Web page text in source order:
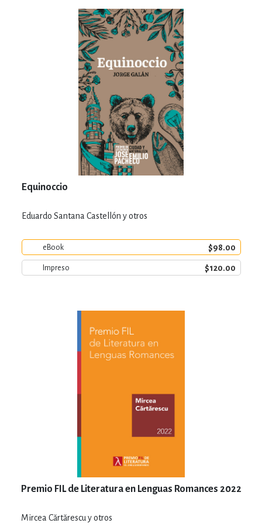
Equinoccio
Eduardo Santana Castellón y otros
eBook $98.00
Impreso $120.00
Premio FIL de Literatura en Lenguas Romances 2022
Mircea Cărtărescu y otros